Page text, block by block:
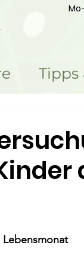
Tipps
Lebensmonat